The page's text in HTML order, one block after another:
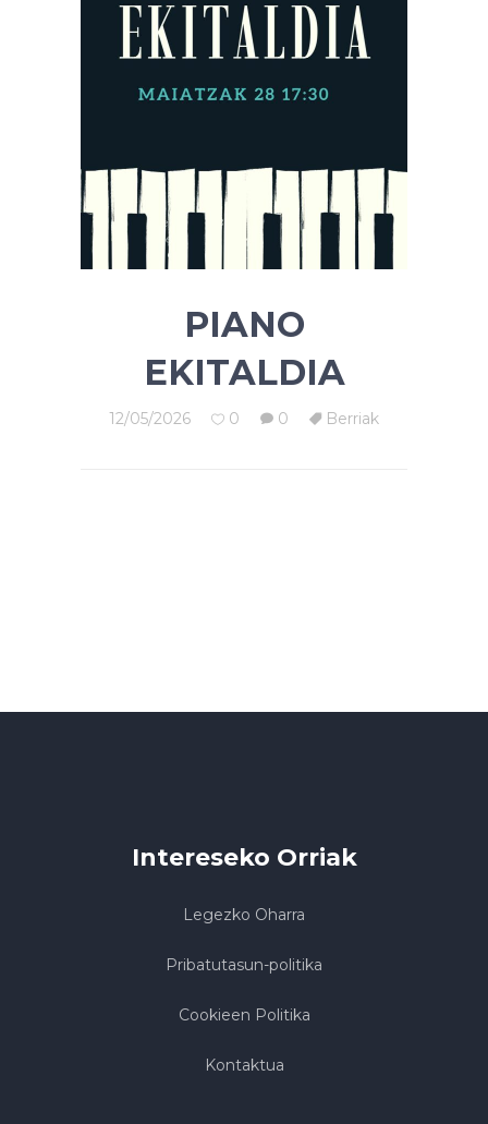
PIANO
EKITALDIA
12/05/2026 0 0 Berriak
Intereseko Orriak
Legezko Oharra
Pribatutasun-politika
Cookieen Politika
Kontaktua